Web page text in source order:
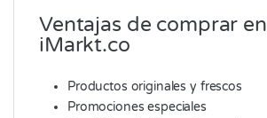
Ventajas de comprar en
iMarkt.co
Productos originales y frescos
Promociones especiales